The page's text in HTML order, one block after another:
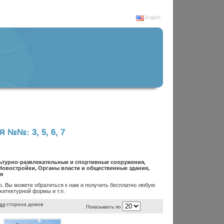
English
№№: 3, 5, 6, 7
развлекательные и спортивные сооружения,
Органы власти и общественные здания,
Вы можете обратиться к нам и получить бесплатно любую
формы и т.п.
сторона домов Показывать по